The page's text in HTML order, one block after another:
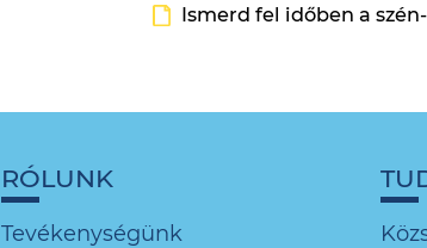
Ismerd fel időben a
RÓLUNK
Tevékenységünk